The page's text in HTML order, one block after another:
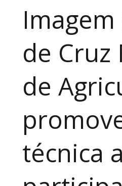
de
de
técnica